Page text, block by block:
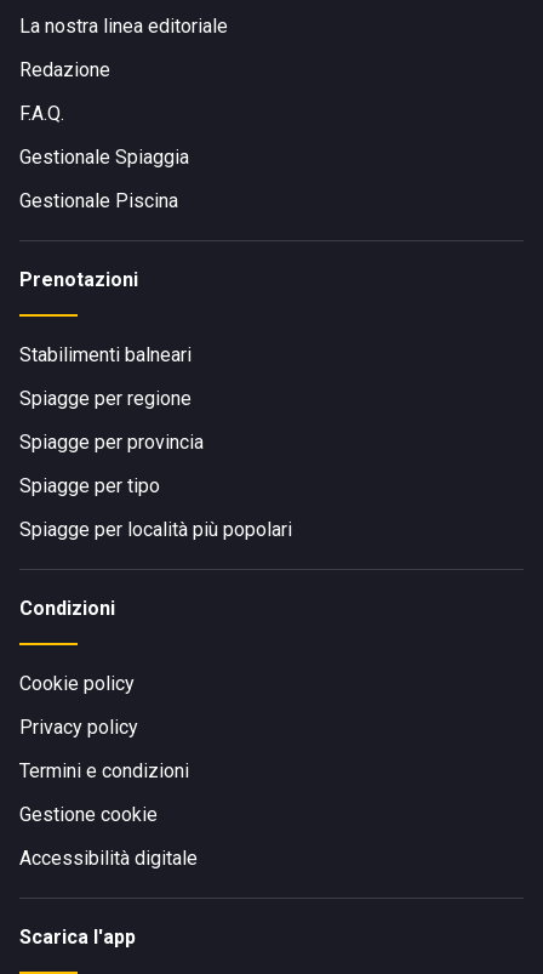
La nostra linea editoriale
Redazione
F.A.Q.
Gestionale Spiaggia
Gestionale Piscina
Prenotazioni
Stabilimenti balneari
Spiagge per regione
Spiagge per provincia
Spiagge per tipo
Spiagge per località più popolari
Condizioni
Cookie policy
Privacy policy
Termini e condizioni
Gestione cookie
Accessibilità digitale
Scarica l'app